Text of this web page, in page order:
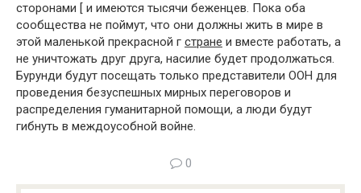
сторонами [ и имеются тысячи беженцев. Пока оба
сообщества не поймут, что они должны жить в мире в
этой маленькой прекрасной г стране и вместе работать, а
не уничтожать друг друга, насилие будет продолжаться.
Бурунди будут посещать только представители ООН для
проведения безуспешных мирных переговоров и
распределения гуманитарной помощи, а люди будут
гибнуть в междоусобной войне.
0